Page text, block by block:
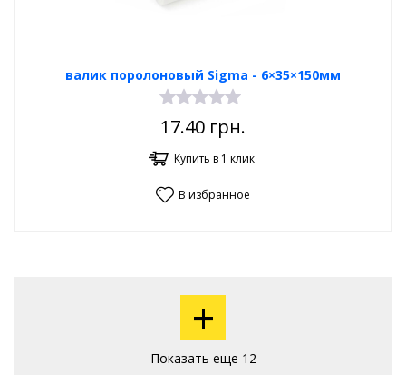
валик поролоновый Sigma - 6×35×150мм
17.40 грн.
Купить в 1 клик
В избранное
+
Показать еще 12